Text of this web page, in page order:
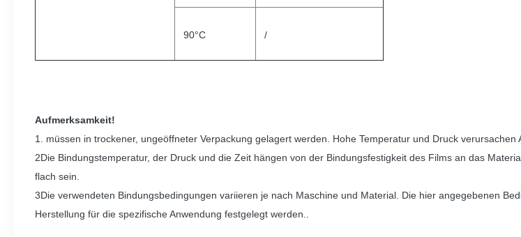
90°C /
Aufmerksamkeit!
1. müssen in trockener, ungeöffneter Verpackung gelagert werden. Hohe Temperatur und Druck verursachen
2Die Bindungstemperatur, der Druck und die Zeit hängen von der Bindungsfestigkeit des Films an das
flach sein.
3Die verwendeten Bindungsbedingungen variieren je nach Maschine und Material. Die hier angegebenen
Herstellung für die spezifische Anwendung festgelegt werden..